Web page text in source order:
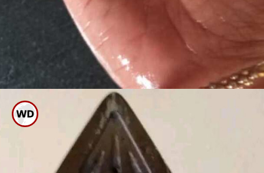
ಒದ್ದೆ ಕೈಯಲ್ಲಿ ಐರನ್ ಬಾಕ್ಸ್ ಅಥವಾ
ವಯರ್ ಮುಟ್ಟಲು ಹೋಗಬೇಡಿ